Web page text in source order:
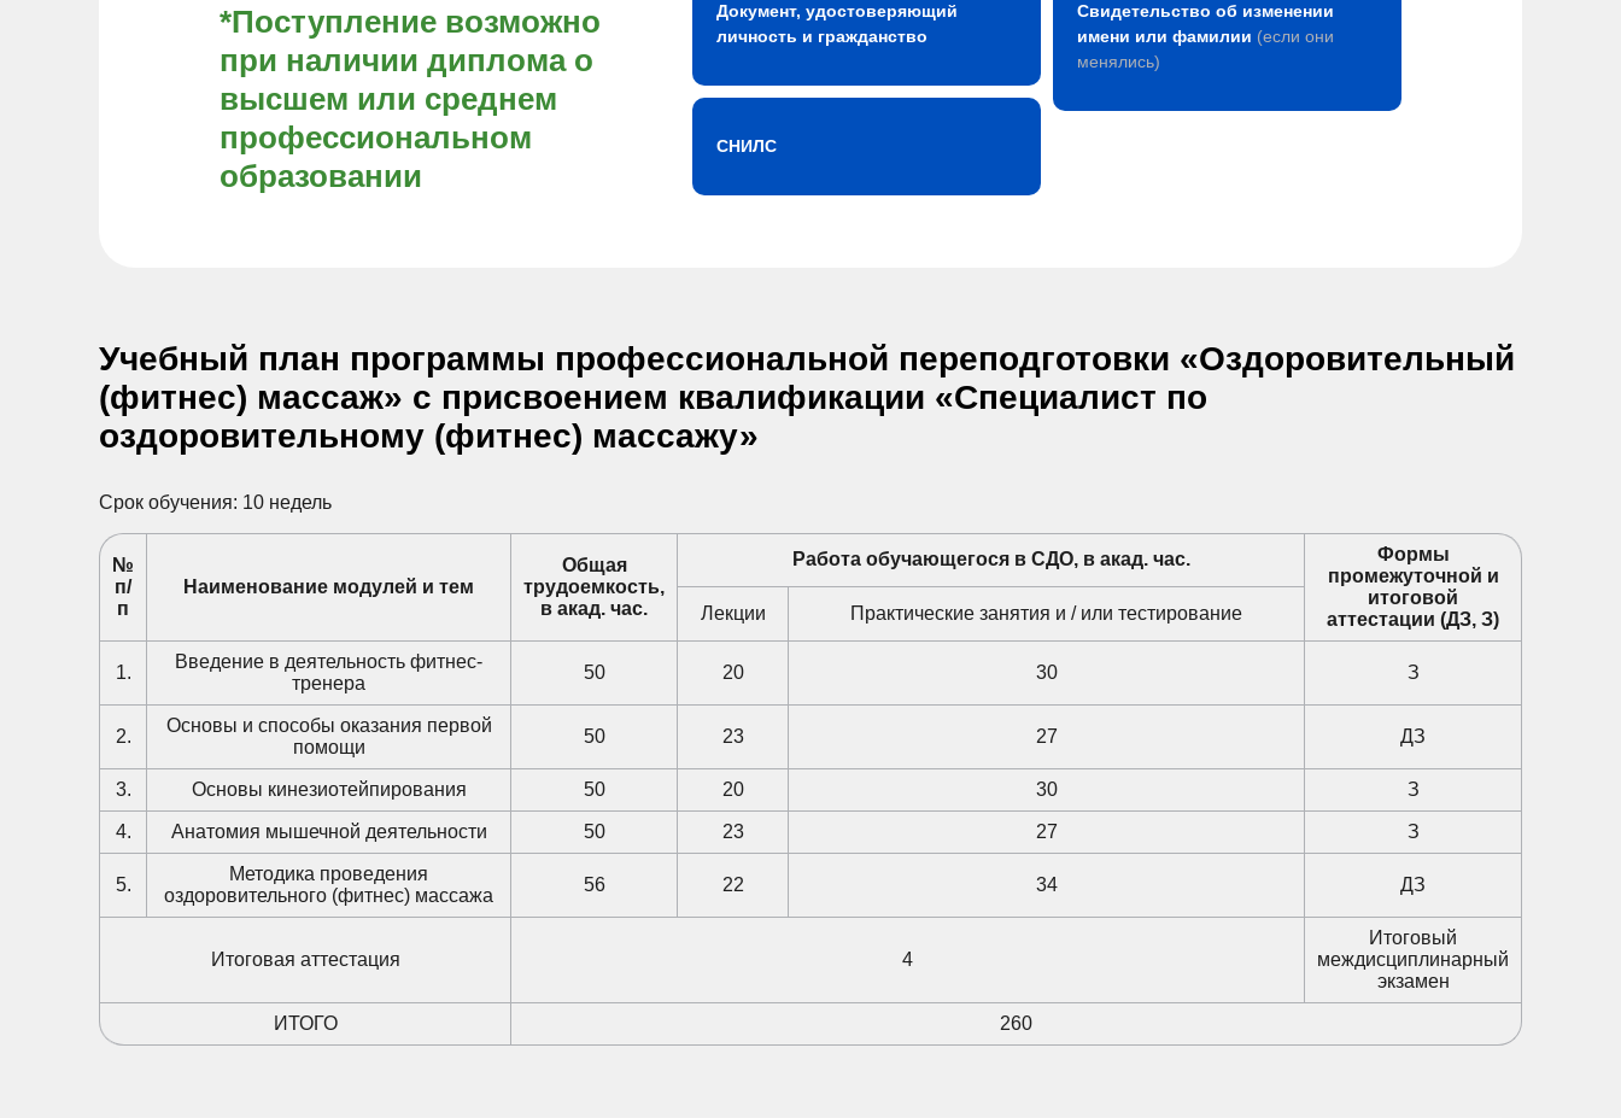
*Поступление возможно
при наличии диплома о
высшем или среднем
профессиональном
образовании
Документ, удостоверяющий
личность и гражданство
СНИЛС
Свидетельство об изменении
имени или фамилии (если они
менялись)
Учебный план программы профессиональной переподготовки «Оздоровительный
(фитнес) массаж» с присвоением квалификации «Специалист по
оздоровительному (фитнес) массажу»
Срок обучения: 10 недель
№
п/
п
Наименование модулей и тем
Общая
трудоемкость,
в акад. час.
Работа обучающегося в СДО, в акад. час.
Формы
промежуточной и
итоговой
аттестации (ДЗ, З)
Лекции Практические занятия и / или тестирование
1.
Введение в деятельность фитнес-
тренера
50 20 30 З
2.
Основы и способы оказания первой
помощи
50 23 27 ДЗ
3. Основы кинезиотейпирования 50 20 30 З
4. Анатомия мышечной деятельности 50 23 27 З
5.
Методика проведения
оздоровительного (фитнес) массажа
56 22 34 ДЗ
Итоговая аттестация 4
Итоговый
междисциплинарный
экзамен
ИТОГО 260